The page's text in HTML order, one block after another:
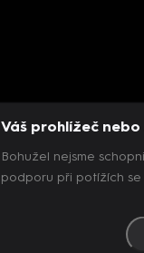
Váš prohlížeč
Bohužel nejsme
podporu při potížích se